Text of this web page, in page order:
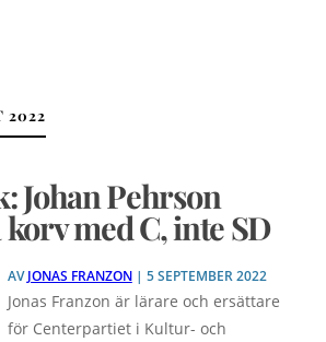
2022
Johan Pehrson
med C, inte SD
AVJONAS FRANZON| 5 SEPTEMBER 2022
Jonas Franzon är lärare och ersättare
för Centerpartiet i Kultur- och